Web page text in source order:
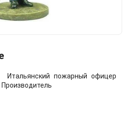
пожарный офицер